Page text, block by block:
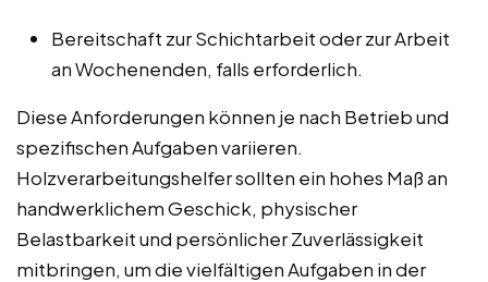
Bereitschaft zur Schichtarbeit oder zur Arbeit
an Wochenenden, falls erforderlich.
Diese Anforderungen können je nach Betrieb und
spezifischen Aufgaben variieren.
Holzverarbeitungshelfer sollten ein hohes Maß an
handwerklichem Geschick, physischer
Belastbarkeit und persönlicher Zuverlässigkeit
mitbringen, um die vielfältigen Aufgaben in der